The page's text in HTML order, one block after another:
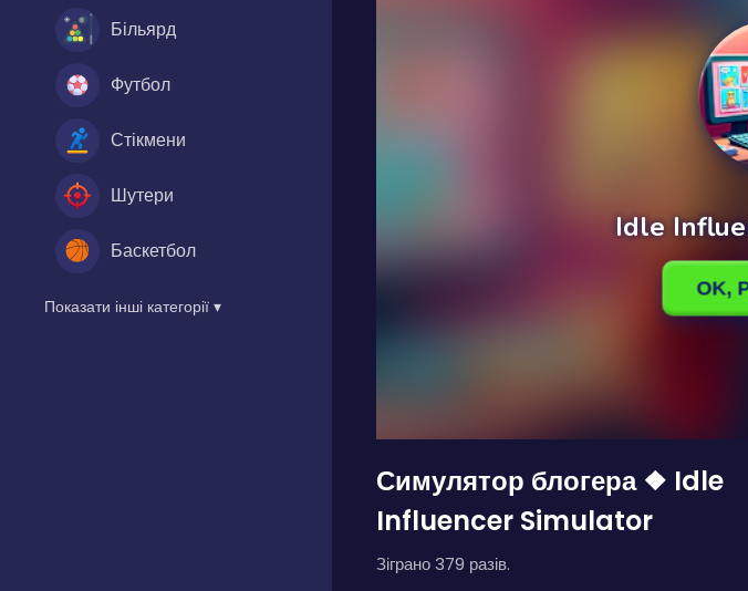
Більярд
Футбол
Стікмени
Шутери
Баскетбол
Показати інші категорії ▾
Симулятор блогера ❖ Idle
Influencer Simulator
Зіграно 379 разів.